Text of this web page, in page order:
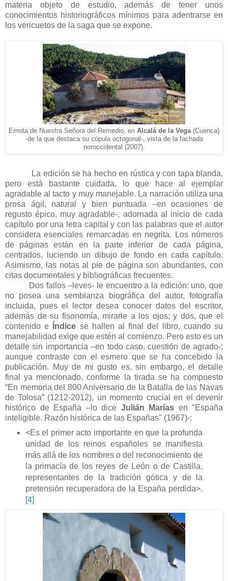
materia objeto de estudio, además de tener unos
conocimientos historiográficos mínimos para adentrarse en
los vericuetos de la saga que se expone.
Ermita de Nuestra Señora del Remedio, en Alcalá de la Vega(Cuenca)
-de la que destaca su cúpula octogonal-, vista de la fachada
noroccidental (2007).
La edición se ha hecho en rústica y con tapa blanda,
pero está bastante cuidada, lo que hace al ejemplar
agradable al tacto y muy manejable. La narración utiliza una
prosa ágil, natural y bien puntuada –en ocasiones de
regusto épico, muy agradable-, adornada al inicio de cada
capítulo por una letra capital y con las palabras que el autor
considera esenciales remarcadas en negrita. Los números
de páginas están en la parte inferior de cada página,
centrados, luciendo un dibujo de fondo en cada capítulo.
Asimismo, las notas al pie de página son abundantes, con
citas documentales y bibliográficas frecuentes.
Dos fallos –leves- le encuentro a la edición: uno, que
no posea una semblanza biográfica del autor, fotografía
incluida, pues el lector desea conocer datos del escritor,
además de su fisonomía, mirarle a los ojos; y dos, que el
contenido e
Índice se hallen al final del libro, cuando su
manejabilidad exige que estén al comienzo. Pero esto es un
detalle sin importancia –en todo caso, cuestión de agrado-;
aunque contraste con el esmero que se ha concebido la
publicación. Muy de mi gusto es, sin embargo, el detalle
final ya mencionado, conforme la tirada se ha compuesto
“En memoria del 800 Aniversario de la Batalla de las Navas
de Tolosa” (1212-2012), un momento crucial en el devenir
histórico de España –lo dice Julián Marías en "España
inteligible. Razón histórica de las Españas" (1967)-:
<Es el primer acto importante en que la profunda
unidad de los reinos españoles se manifiesta
más allá de los nombres o del reconocimiento de
la primacía de los reyes de León o de Castilla,
representantes de la tradición gótica y de la
pretensión recuperadora de la España perdida>.
[4]